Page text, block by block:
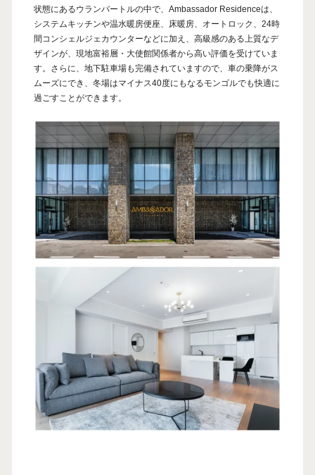
状態にあるウランバートルの中で、Ambassador Residenceは、
システムキッチンや温水暖房便座、床暖房、オートロック、24時
間コンシェルジェカウンターなどに加え、高級感のある上質なデ
ザインが、現地富裕層・大使館関係者から高い評価を受けていま
す。さらに、地下駐車場も完備されていますので、車の乗降がス
ムーズにでき、冬場はマイナス40度にもなるモンゴルでも快適に
過ごすことができます。